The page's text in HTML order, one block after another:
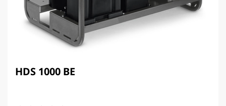
HDS 1000 BE